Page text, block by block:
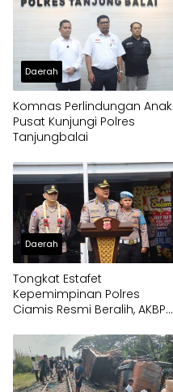
Daerah
Komnas Perlindungan Anak
Pusat Kunjungi Polres
Tanjungbalai
Daerah
Tongkat Estafet
Kepemimpinan Polres
Ciamis Resmi Beralih, AKBP
Pengabdian Presisi untuk
Masyarakat